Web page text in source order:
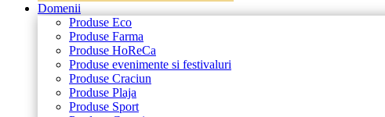
Domenii
Produse Eco
Produse Farma
Produse HoReCa
Produse evenimente si festivaluri
Produse Craciun
Produse Plaja
Produse Sport